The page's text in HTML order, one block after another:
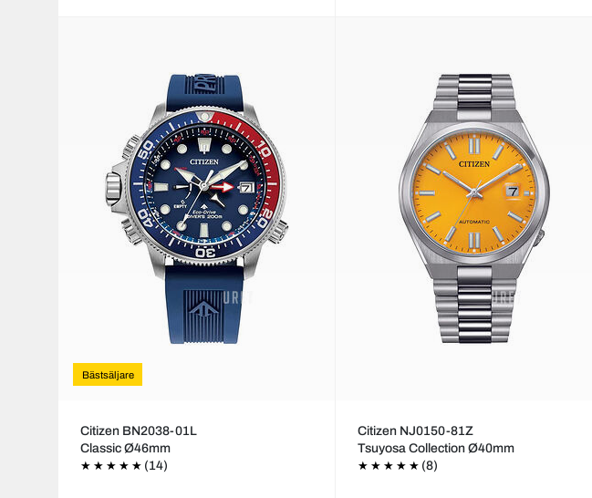
Bästsäljare
Citizen BN2038-01L
Classic Ø46mm
(14)
Citizen NJ0150-81Z
Tsuyosa Collection Ø40mm
(8)